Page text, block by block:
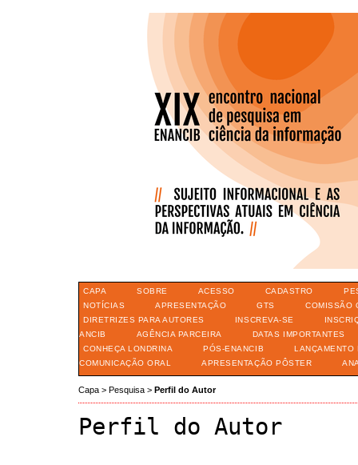
CAPA SOBRE ACESSO CADASTRO
NOTÍCIAS
APRESENTAÇÃO GTS
COMISSÃO
DIRETRIZES PARA AUTORES
INSCREVA-SE
ANCIB
AGÊNCIA PARCEIRA
DATAS IMPORTANTES
CONHEÇA LONDRINA
PÓS-ENANCIB
LANÇAMENTO
COMUNICAÇÃO ORAL
APRESENTAÇÃO PÔSTER
Capa > Pesquisa > Perfil do Autor
Perfil do Autor